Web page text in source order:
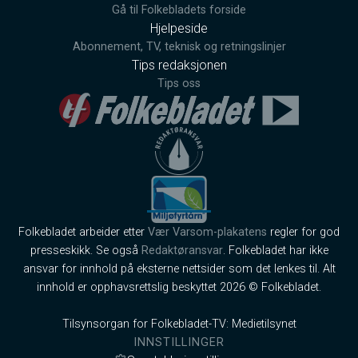
Gå til Folkebladets forside
Hjelpeside
Abonnement, TV, teknisk og retningslinjer
Tips redaksjonen
Tips oss
Folkebladet arbeider etter Vær Varsom-plakatens regler for god
presseskikk. Se også Redaktøransvar. Folkebladet har ikke
ansvar for innhold på eksterne nettsider som det lenkes til. Alt
innhold er opphavsrettslig beskyttet 2026 © Folkebladet.
Tilsynsorgan for Folkebladet-TV: Medietilsynet
INNSTILLINGER